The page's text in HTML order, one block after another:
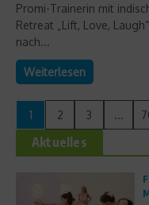
Promi-Trainerin mit
Retreat „Lift, Love,
nach...
Weiterlesen
1 2 3 ...
Aktuelles